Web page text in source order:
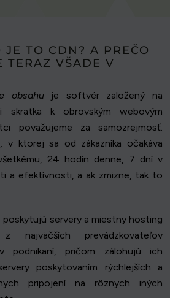
JE TO CDN? A PREČO
TERAZ VŠADE V
obsahu je softvér založený na
k obrovským webovým
považujeme za samozrejmosť.
v ktorej sa od zákazníka očakáva
24 hodín denne, 7 dní v
a efektívnosti, a ak zmizne, tak to
poskytujú servery a miestny hosting
najväčších prevádzkovateľov
podnikaní, pričom zálohujú ich
poskytovaním rýchlejších a
pripojení na rôznych iných